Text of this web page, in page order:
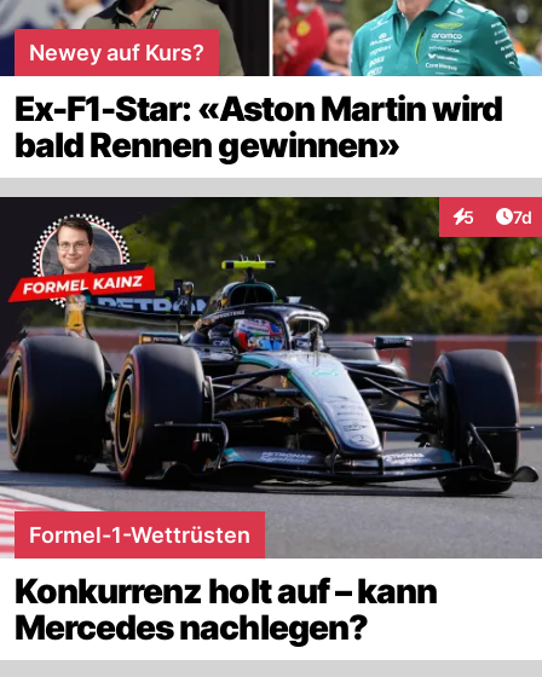
Newey auf Kurs?
Ex-F1-Star: «Aston Martin wird
bald Rennen gewinnen»
5 7d
Formel-1-Wettrüsten
Konkurrenz holt auf – kann
Mercedes nachlegen?